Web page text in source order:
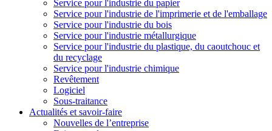
Service pour l'industrie du papier
Service pour l'industrie de l'imprimerie et de l'emballage
Service pour l'industrie du bois
Service pour l'industrie métallurgique
Service pour l'industrie du plastique, du caoutchouc et
du recyclage
Service pour l'industrie chimique
Revêtement
Logiciel
Sous-traitance
Actualités et savoir-faire
Nouvelles de l’entreprise